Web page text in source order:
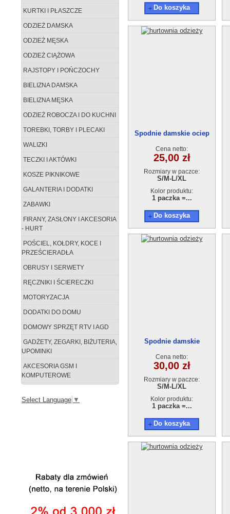
KURTKI I PŁASZCZE
ODZIEŻ DAMSKA
ODZIEŻ MĘSKA
ODZIEŻ CIĄŻOWA
RAJSTOPY I POŃCZOCHY
BIELIZNA DAMSKA
BIELIZNA MĘSKA
ODZIEŻ ROBOCZA I DO KUCHNI
TOREBKI, TORBY I PLECAKI
WALIZKI
TECZKI I AKTÓWKI
KOSZE PIKNIKOWE
GALANTERIA I DODATKI
ZABAWKI
FIRANY, ZASŁONY I AKCESORIA
- HURT
POŚCIEL, KOŁDRY, KOCE I
PRZEŚCIERADŁA
OBRUSY I SERWETY
RĘCZNIKI I ŚCIERECZKI
MOTORYZACJA
DODATKI DO DOMU
DOMOWY SPRZĘT RTV I AGD
GADŻETY, ZEGARKI, BIŻUTERIA,
UPOMINKI
AKCESORIA GSM I
KOMPUTEROWE
Select Language ▼
Do koszyka
Spodnie damskie ociep
Cena netto:
25,00 zł
Rozmiary w paczce:
S/M-L/XL
Kolor produktu:
1 paczka =...
Do koszyka
Spodnie damskie
Cena netto:
30,00 zł
Rozmiary w paczce:
S/M-L/XL
Kolor produktu:
1 paczka =...
Do koszyka